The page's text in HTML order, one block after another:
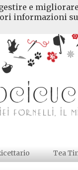
Tea
e
informazioni